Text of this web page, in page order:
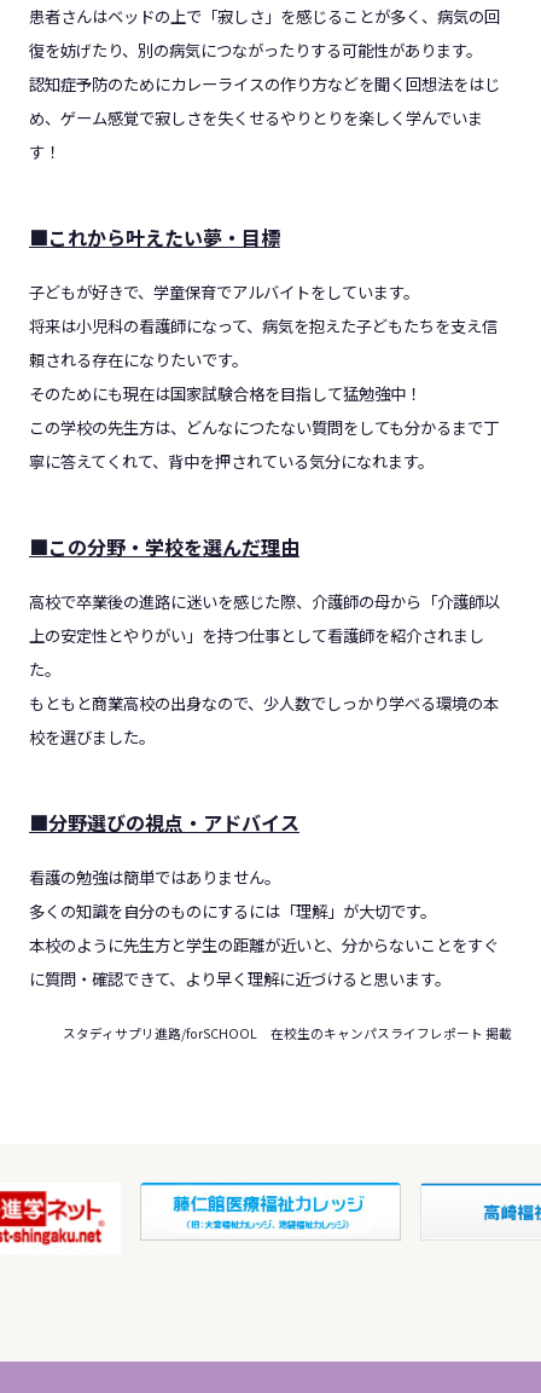
患者さんはベッドの上で「寂しさ」を感じることが多く、病気の回
復を妨げたり、別の病気につながったりする可能性があります。
認知症予防のためにカレーライスの作り方などを聞く回想法をはじ
め、ゲーム感覚で寂しさを失くせるやりとりを楽しく学んでいま
す！
■これから叶えたい夢・目標
子どもが好きで、学童保育でアルバイトをしています。
将来は小児科の看護師になって、病気を抱えた子どもたちを支え信
頼される存在になりたいです。
そのためにも現在は国家試験合格を目指して猛勉強中！
この学校の先生方は、どんなにつたない質問をしても分かるまで丁
寧に答えてくれて、背中を押されている気分になれます。
■この分野・学校を選んだ理由
高校で卒業後の進路に迷いを感じた際、介護師の母から「介護師以
上の安定性とやりがい」を持つ仕事として看護師を紹介されまし
た。
もともと商業高校の出身なので、少人数でしっかり学べる環境の本
校を選びました。
■分野選びの視点・アドバイス
看護の勉強は簡単ではありません。
多くの知識を自分のものにするには「理解」が大切です。
本校のように先生方と学生の距離が近いと、分からないことをすぐ
に質問・確認できて、より早く理解に近づけると思います。
スタディサプリ進路/forSCHOOL 在校生のキャンパスライフレポート 掲載